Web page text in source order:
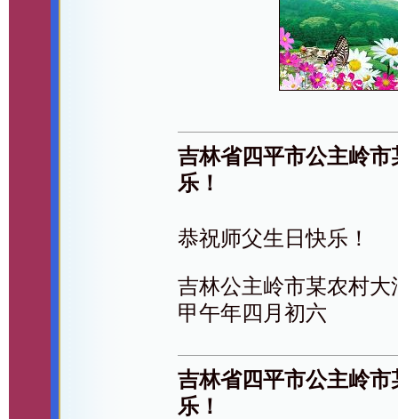
吉林省四平市公主岭
乐！
恭祝师父生日快乐！
吉林公主岭市某农村大
甲午年四月初六
吉林省四平市公主岭
乐！